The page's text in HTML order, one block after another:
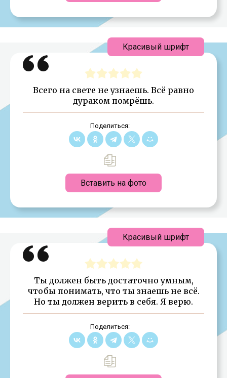
Всего на свете не узнаешь. Всё равно
дураком помрёшь.
Поделиться:
Вставить на фото
Красивый шрифт
Ты должен быть достаточно умным,
чтобы понимать, что ты знаешь не всё.
Но ты должен верить в себя. Я верю.
Поделиться:
Красивый шрифт